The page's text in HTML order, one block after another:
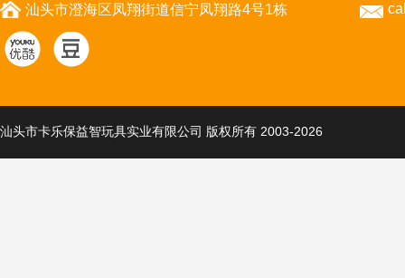
汕头市澄海区凤翔街道信宁凤翔路4号1栋
汕头市卡乐保益智玩具实业有限公司 版权所有 2003-2026